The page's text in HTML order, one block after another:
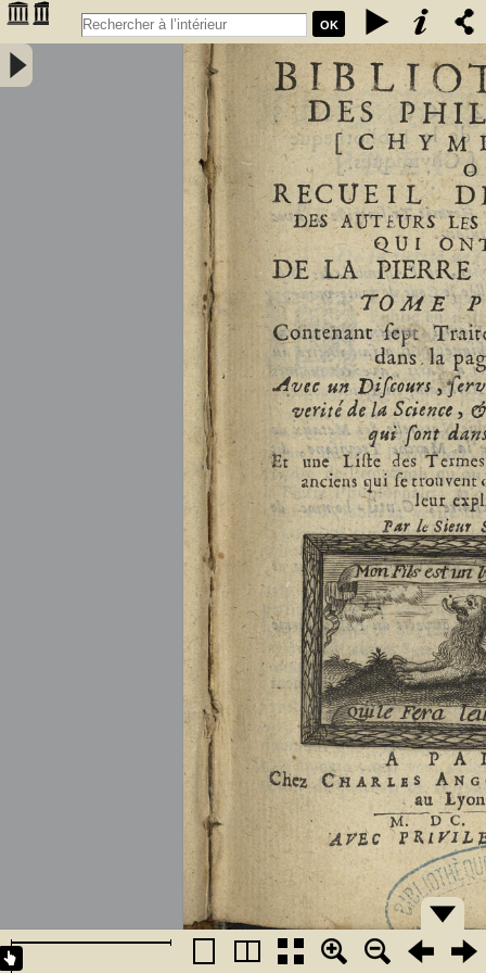
OK
Bibliothèque des philosophes [chymiques,] ou Recueil des oeuvres
des auteurs les plus approuvez qui ont écrit de la pierre philosophale.
Tome premier, contenant sept traitez... avec un discours, servant de
préface... et une liste des termes de l'art, & des mots anciens qui se
trouvent dans ces traitez... par le sieur S.D.E.M. - Salmon, William